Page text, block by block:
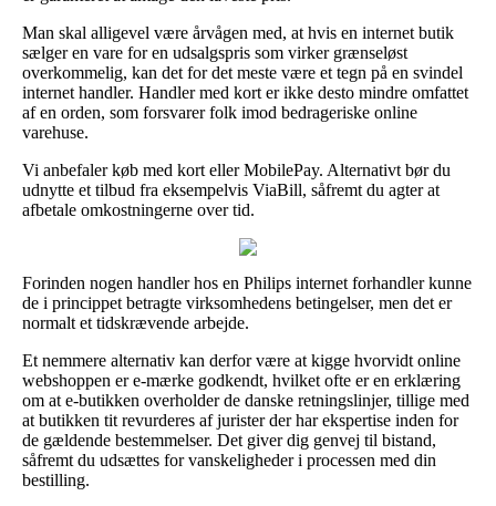
Man skal alligevel være årvågen med, at hvis en internet butik
sælger en vare for en udsalgspris som virker grænseløst
overkommelig, kan det for det meste være et tegn på en svindel
internet handler. Handler med kort er ikke desto mindre omfattet
af en orden, som forsvarer folk imod bedrageriske online
varehuse.
Vi anbefaler køb med kort eller MobilePay. Alternativt bør du
udnytte et tilbud fra eksempelvis ViaBill, såfremt du agter at
afbetale omkostningerne over tid.
Forinden nogen handler hos en Philips internet forhandler kunne
de i princippet betragte virksomhedens betingelser, men det er
normalt et tidskrævende arbejde.
Et nemmere alternativ kan derfor være at kigge hvorvidt online
webshoppen er e-mærke godkendt, hvilket ofte er en erklæring
om at e-butikken overholder de danske retningslinjer, tillige med
at butikken tit revurderes af jurister der har ekspertise inden for
de gældende bestemmelser. Det giver dig genvej til bistand,
såfremt du udsættes for vanskeligheder i processen med din
bestilling.